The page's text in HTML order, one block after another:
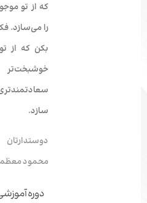
که از تو
را می‌­سازد.
بکن که از
سازد.
دوستدارتان
محمود
دوره